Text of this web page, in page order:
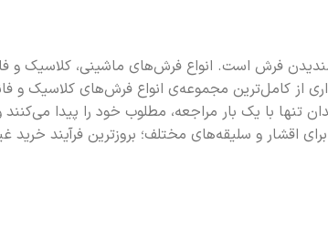
فرش است. انواع فرش‌های ماشینی، کلاسیک و
از کامل‌ترین مجموعه‌ی انواع فرش‌های
تنها با یک بار مراجعه، مطلوب خود را پیدا
اقشار و سلیقه‌های مختلف؛ بروزترین فرآیند